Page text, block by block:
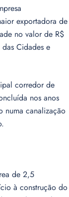
exportadora de
no valor de R$
Cidades e
corredor de
nos anos
numa canalização
de 2,5
à construção do